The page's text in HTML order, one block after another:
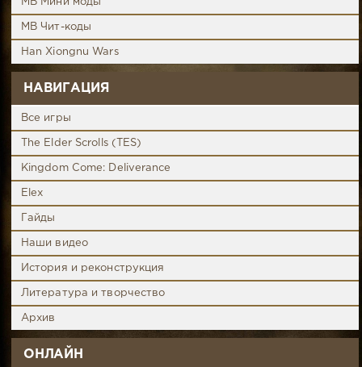
MB Мини моды
MB Чит-коды
Han Xiongnu Wars
НАВИГАЦИЯ
Все игры
The Elder Scrolls (TES)
Kingdom Come: Deliverance
Elex
Гайды
Наши видео
История и реконструкция
Литература и творчество
Архив
ОНЛАЙН